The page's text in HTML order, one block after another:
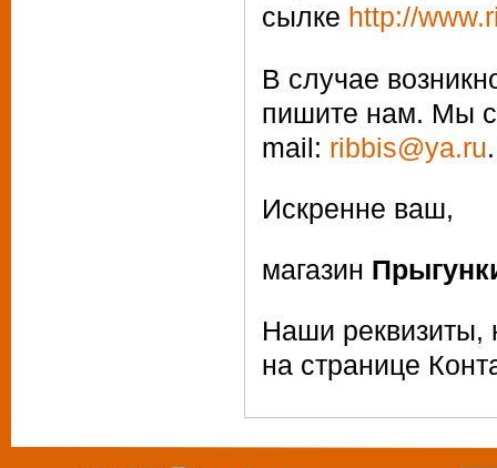
сылке http://
В случае
пишите нам. Мы
mail: ribbis@ya.ru.
Искренне ваш,
магазин
Наши реквизиты,
на странице